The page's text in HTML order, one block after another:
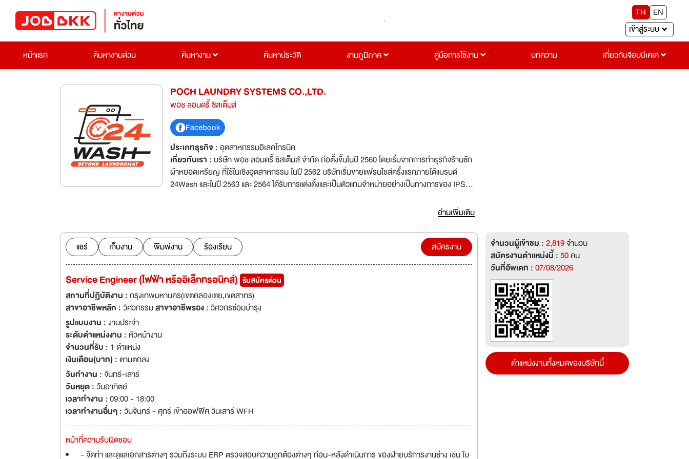
TH
EN
เข้าสู่ระบบ
หน้าแรก
ค้นหางานด่วน ค้นหางาน ค้นหาประวัติ งานภูมิภาค คู่มือการใช้งาน บทความ เกี่ยวกับจ๊อบบีเคเค
POCH LAUNDRY SYSTEMS CO.,LTD.
พอช ลอนดรี้ ซิสเต็มส์
Facebook
ประเภทธุรกิจ :อุตสาหกรรมอิเลคโทรนิค
เกี่ยวกับเรา :บริษัท พอช ลอนดรี้ ซิสเต็มส์ จำกัด ก่อตั้งขึ้นในปี 2560 โดยเริ่มจากการทำธุรกิจร้านซัก
ผ้าหยอดเหรียญ ที่ใช้ในเชิงอุตสาหกรรม ในปี 2562 บริษัทเริ่มขายแฟรนไชส์ครั้งแรกภายใต้แบรนด์
24Wash และในปี 2563 และ 2564 ได้รับการแต่งตั้งและเป็นตัวแทนจำหน่ายอย่างเป็นทางการของ IPSO
ในประเทศไทย สำหรับเครื่องซักผ้าและอบผ้าอุตสาหกรรมอันดับ 1 ของโลก แบรนด์ Speed Queen ซึ่งมี
ประวัติยาวนานกว่า 110 ปี นอกจากนี้ บริษัทยังให้บริการหลังการขายรวมถึงซ่อมแซมเครื่องซักผ้าและอบ
ผ้าอุตสาหกรรมทั้งแบรนด์ Primus IPSO และ Speed Queen ภายใต้ทีมงานคุณภาพที่ได้รับการอบรม
ตามมาตรฐานของ Alliance Laundry Systems LLC.
อ่านเพิ่มเติม
แชร์ เก็บงาน พิมพ์งาน ร้องเรียน สมัครงาน
Service Engineer (ไฟฟ้า หรืออิเล็กทรอนิกส์) รับสมัครด่วน
สถานที่ปฏิบัติงาน :กรุงเทพมหานคร(เขตคลองเตย,เขตสาทร)
สาขาอาชีพหลัก :วิศวกรรมสาขาอาชีพรอง :วิศวกรซ่อมบำรุง
รูปแบบงาน :งานประจำ
ระดับตำแหน่งงาน :หัวหน้างาน
จำนวนที่รับ : 1 ตำแหน่ง
เงินเดือน(บาท) :ตามตกลง
วันทำงาน : จันทร์-เสาร์
วันหยุด :วันอาทิตย์
เวลาทำงาน :09:00 - 18:00
เวลาทำงานอื่นๆ :วันจันทร์ - ศุกร์ เข้าออฟฟิศ วันเสาร์ WFH
หน้าที่ความรับผิดชอบ
- จัดทำ และดูแลเอกสารต่างๆ รวมถึงระบบ ERP ตรวจสอบความถูกต้องต่างๆ ก่อน-หลังดำเนินการ ของฝ่ายบริการงานช่าง เช่น ใบ
จำนวนผู้เข้าชม :2,819จำนวน
สมัครงานตำแหน่งนี้ :50คน
วันที่อัพเดท :07/08/2026
ตำแหน่งงานทั้งหมดของบริษัทนี้